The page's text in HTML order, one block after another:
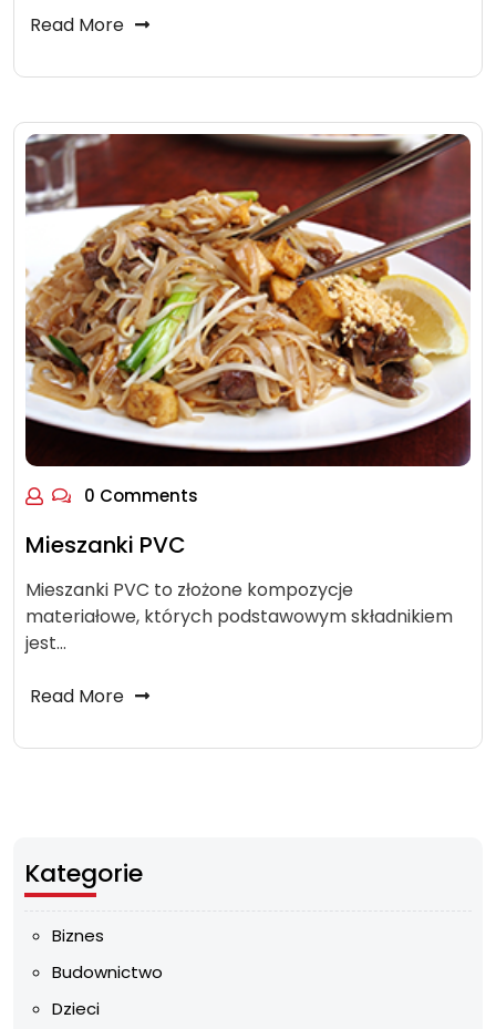
Read More
0 Comments
Mieszanki PVC
Mieszanki PVC to złożone kompozycje
materiałowe, których podstawowym składnikiem
jest…
Read More
Kategorie
Biznes
Budownictwo
Dzieci